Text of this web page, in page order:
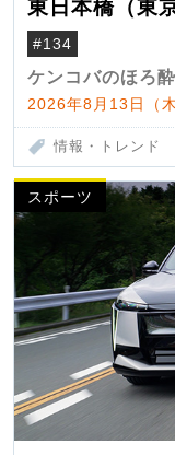
東日本橋（東京
#134
ケンコバのほろ
2026年8月13日（
情報・トレンド
スポーツ